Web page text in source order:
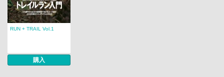
RUN + TRAIL Vol.1
購入